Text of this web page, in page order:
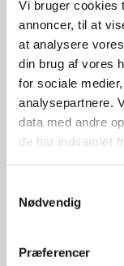
Vi bruger cookies
annoncer, til at
at analysere
din brug af vores
for sociale
analysepartnere.
data med andre
de har indsamlet
Nødvendig
Præferencer